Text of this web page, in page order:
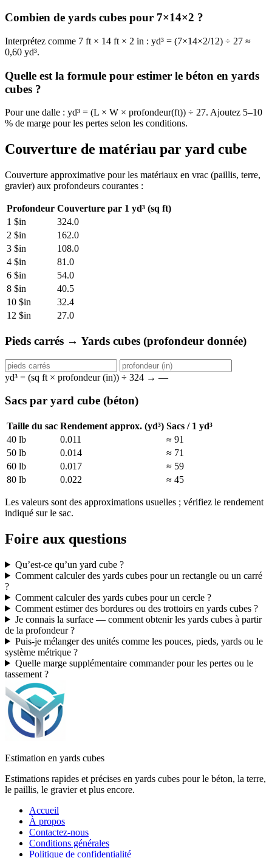
Combien de yards cubes pour 7×14×2 ?
Interprétez comme 7 ft × 14 ft × 2 in : yd³ = (7×14×2/12) ÷ 27 ≈
0,60 yd³.
Quelle est la formule pour estimer le béton en yards
cubes ?
Pour une dalle : yd³ = (L × W × profondeur(ft)) ÷ 27. Ajoutez 5–10
% de marge pour les pertes selon les conditions.
Couverture de matériau par yard cube
Couverture approximative pour les matériaux en vrac (paillis, terre,
gravier) aux profondeurs courantes :
Profondeur Couverture par 1 yd³ (sq ft)
1 $in
324.0
2 $in
162.0
3 $in
108.0
4 $in
81.0
6 $in
54.0
8 $in
40.5
10 $in
32.4
12 $in
27.0
Pieds carrés → Yards cubes (profondeur donnée)
yd³ = (sq ft × profondeur (in)) ÷ 324 → —
Sacs par yard cube (béton)
Taille du sac Rendement approx. (yd³) Sacs / 1 yd³
40 lb
0.011
≈ 91
50 lb
0.014
≈ 71
60 lb
0.017
≈ 59
80 lb
0.022 ≈ 45
Les valeurs sont des approximations usuelles ; vérifiez le rendement
indiqué sur le sac.
Foire aux questions
Qu’est-ce qu’un yard cube ?
Comment calculer des yards cubes pour un rectangle ou un carré
?
Comment calculer des yards cubes pour un cercle ?
Comment estimer des bordures ou des trottoirs en yards cubes ?
Je connais la surface — comment obtenir les yards cubes à partir
de la profondeur ?
Puis-je mélanger des unités comme les pouces, pieds, yards ou le
système métrique ?
Quelle marge supplémentaire commander pour les pertes ou le
tassement ?
Estimation en yards cubes
Estimations rapides et précises en yards cubes pour le béton, la terre,
le paillis, le gravier et plus encore.
Accueil
À propos
Contactez-nous
Conditions générales
Politique de confidentialité